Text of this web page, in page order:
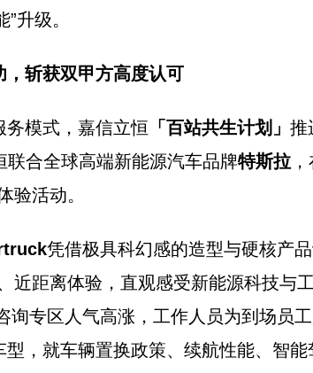
升级。
，斩获双甲方高度认可
式，嘉信立恒 「百站共生计划」 推
合全球高端新能源汽车品牌特斯拉
验活动。
凭借极具科幻感的造型与硬核产
近距离体验，直观感受新能源科技与
询专区人气高涨，工作人员为到场员
型，就车辆置换政策、续航性能、智